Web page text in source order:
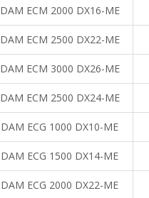
DAM ECM 2000 DX16-ME
DAM ECM 2500 DX22-ME
DAM ECM 3000 DX26-ME
DAM ECM 2500 DX24-ME
DAM ECG 1000 DX10-ME
DAM ECG 1500 DX14-ME
DAM ECG 2000 DX22-ME